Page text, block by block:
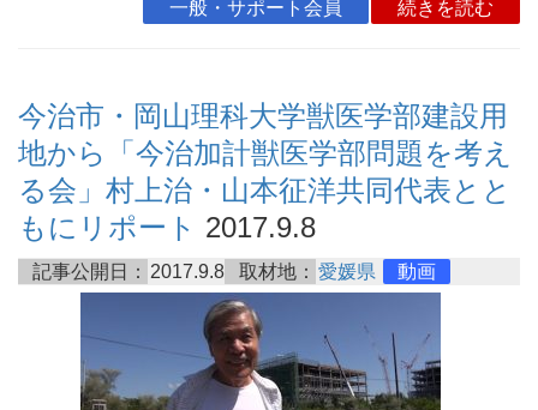
一般・サポート会員 続きを読む
今治市・岡山理科大学獣医学部建設用
地から「今治加計獣医学部問題を考え
る会」村上治・山本征洋共同代表とと
もにリポート 2017.9.8
記事公開日： 2017.9.8 取材地： 愛媛県 動画